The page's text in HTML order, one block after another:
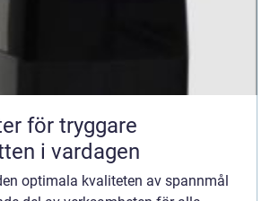
för tryggare
i vardagen
optimala kvaliteten av spannmål